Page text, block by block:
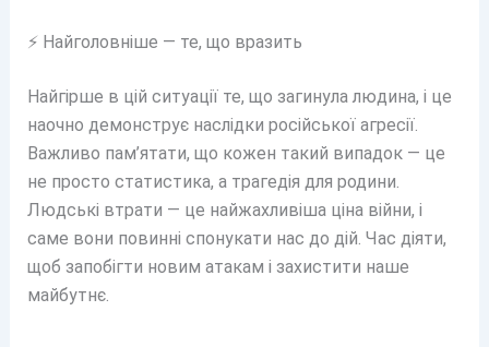
⚡ Найголовніше — те, що вразить
Найгірше в цій ситуації те, що загинула людина, і це
наочно демонструє наслідки російської агресії.
Важливо пам’ятати, що кожен такий випадок — це
не просто статистика, а трагедія для родини.
Людські втрати — це найжахливіша ціна війни, і
саме вони повинні спонукати нас до дій. Час діяти,
щоб запобігти новим атакам і захистити наше
майбутнє.